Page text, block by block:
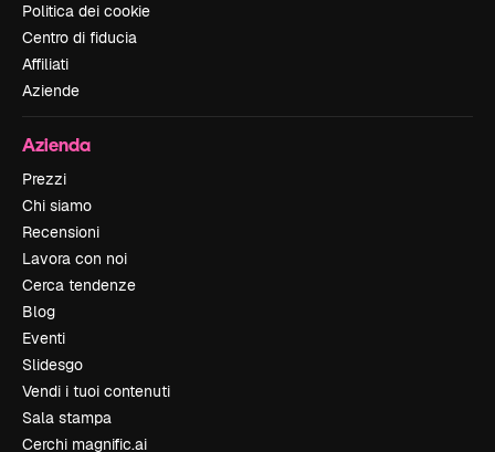
Politica dei cookie
Centro di fiducia
Affiliati
Aziende
Azienda
Prezzi
Chi siamo
Recensioni
Lavora con noi
Cerca tendenze
Blog
Eventi
Slidesgo
Vendi i tuoi contenuti
Sala stampa
Cerchi magnific.ai